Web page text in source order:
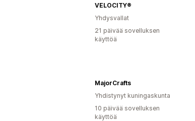
VELOCITY®
Yhdysvallat
21 päivää sovelluksen
käyttöä
MajorCrafts
Yhdistynyt kuningaskunta
10 päivää sovelluksen
käyttöä